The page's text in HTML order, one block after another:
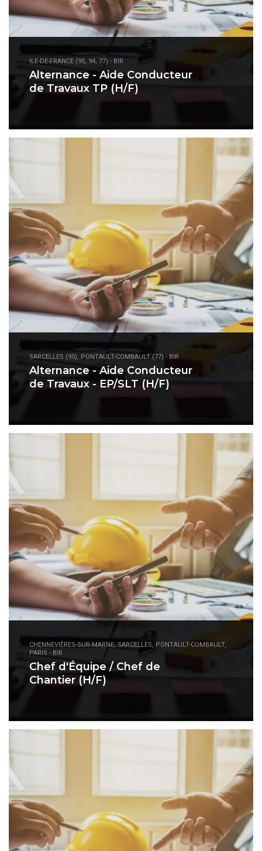
ILE-DE-FRANCE (95, 94, 77) - BIR
Alternance - Aide Conducteur
de Travaux TP (H/F)
SARCELLES (95), PONTAULT-COMBAULT (77) - BIR
Alternance - Aide Conducteur
de Travaux - EP/SLT (H/F)
CHENNEVIÈRES-SUR-MARNE, SARCELLES, PONTAULT-COMBAULT,
PARIS - BIR
Chef d'Équipe / Chef de
Chantier (H/F)